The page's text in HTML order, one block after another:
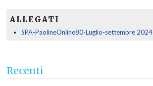
ALLEGATI
SPA-PaolineOnline80-Luglio-settembre 2024
Recenti